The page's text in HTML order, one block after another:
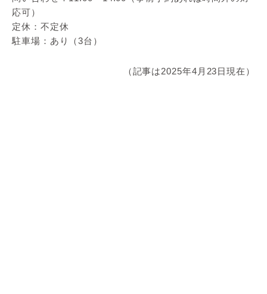
応可）
定休：不定休
駐車場：あり（3台）
（記事は2025年4月23日現在）